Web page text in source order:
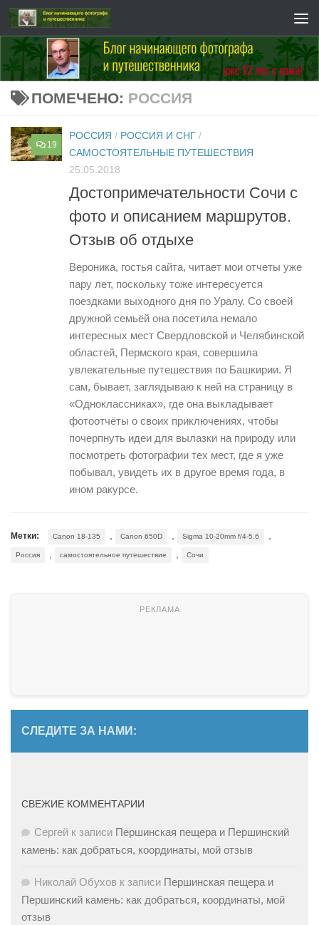
Перейти к содержимому
ПОМЕЧЕНО: РОССИЯ
19
РОССИЯ / РОССИЯ И СНГ /
САМОСТОЯТЕЛЬНЫЕ ПУТЕШЕСТВИЯ
25.05.2018
Достопримечательности Сочи с
фото и описанием маршрутов.
Отзыв об отдыхе
Вероника, гостья сайта, читает мои отчеты уже
пару лет, поскольку тоже интересуется
поездками выходного дня по Уралу. Со своей
дружной семьёй она посетила немало
интересных мест Свердловской и Челябинской
областей, Пермского края, совершила
увлекательные путешествия по Башкирии. Я
сам, бывает, заглядываю к ней на страницу в
«Одноклассниках», где она выкладывает
фотоотчёты о своих приключениях, чтобы
почерпнуть идеи для вылазки на природу или
посмотреть фотографии тех мест, где я уже
побывал, увидеть их в другое время года, в
ином ракурсе.
Метки: Canon 18-135 , Canon 650D , Sigma 10-20mm f/4-5.6 ,
Россия , самостоятельное путешествие , Сочи
СЛЕДИТЕ ЗА НАМИ:
СВЕЖИЕ КОММЕНТАРИИ
Сергей к записи Першинская пещера и Першинский
камень: как добраться, координаты, мой отзыв
Николай Обухов к записи Першинская пещера и
Першинский камень: как добраться, координаты, мой
отзыв